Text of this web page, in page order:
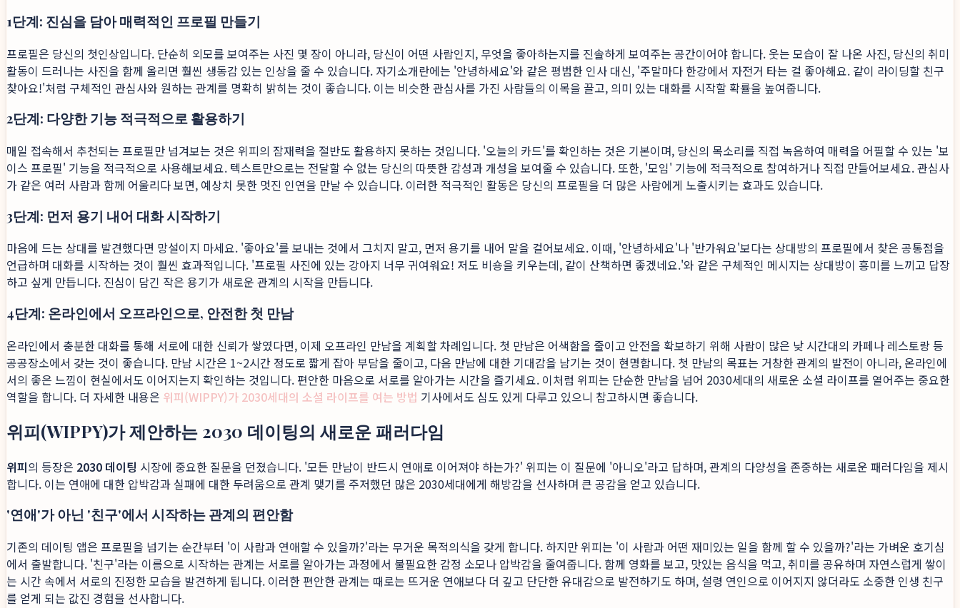
1단계: 진심을 담아 매력적인 프로필 만들기
프로필은 당신의 첫인상입니다. 단순히 외모를 보여주는 사진 몇 장이 아니라, 당신이 어떤 사람인지, 무엇을 좋아하는지를 진솔하게 보여주는 공간이어야 합니다. 웃는 모습이 잘 나온 사진, 당신의 취미
활동이 드러나는 사진을 함께 올리면 훨씬 생동감 있는 인상을 줄 수 있습니다. 자기소개란에는 '안녕하세요'와 같은 평범한 인사 대신, '주말마다 한강에서 자전거 타는 걸 좋아해요. 같이 라이딩할 친구
찾아요!'처럼 구체적인 관심사와 원하는 관계를 명확히 밝히는 것이 좋습니다. 이는 비슷한 관심사를 가진 사람들의 이목을 끌고, 의미 있는 대화를 시작할 확률을 높여줍니다.
2단계: 다양한 기능 적극적으로 활용하기
매일 접속해서 추천되는 프로필만 넘겨보는 것은 위피의 잠재력을 절반도 활용하지 못하는 것입니다. '오늘의 카드'를 확인하는 것은 기본이며, 당신의 목소리를 직접 녹음하여 매력을 어필할 수 있는 '보
이스 프로필' 기능을 적극적으로 사용해보세요. 텍스트만으로는 전달할 수 없는 당신의 따뜻한 감성과 개성을 보여줄 수 있습니다. 또한, '모임' 기능에 적극적으로 참여하거나 직접 만들어보세요. 관심사
가 같은 여러 사람과 함께 어울리다 보면, 예상치 못한 멋진 인연을 만날 수 있습니다. 이러한 적극적인 활동은 당신의 프로필을 더 많은 사람에게 노출시키는 효과도 있습니다.
3단계: 먼저 용기 내어 대화 시작하기
마음에 드는 상대를 발견했다면 망설이지 마세요. '좋아요'를 보내는 것에서 그치지 말고, 먼저 용기를 내어 말을 걸어보세요. 이때, '안녕하세요'나 '반가워요'보다는 상대방의 프로필에서 찾은 공통점을
언급하며 대화를 시작하는 것이 훨씬 효과적입니다. '프로필 사진에 있는 강아지 너무 귀여워요! 저도 비숑을 키우는데, 같이 산책하면 좋겠네요.'와 같은 구체적인 메시지는 상대방이 흥미를 느끼고 답장
하고 싶게 만듭니다. 진심이 담긴 작은 용기가 새로운 관계의 시작을 만듭니다.
4단계: 온라인에서 오프라인으로, 안전한 첫 만남
온라인에서 충분한 대화를 통해 서로에 대한 신뢰가 쌓였다면, 이제 오프라인 만남을 계획할 차례입니다. 첫 만남은 어색함을 줄이고 안전을 확보하기 위해 사람이 많은 낮 시간대의 카페나 레스토랑 등
공공장소에서 갖는 것이 좋습니다. 만남 시간은 1~2시간 정도로 짧게 잡아 부담을 줄이고, 다음 만남에 대한 기대감을 남기는 것이 현명합니다. 첫 만남의 목표는 거창한 관계의 발전이 아니라, 온라인에
서의 좋은 느낌이 현실에서도 이어지는지 확인하는 것입니다. 편안한 마음으로 서로를 알아가는 시간을 즐기세요. 이처럼 위피는 단순한 만남을 넘어 2030세대의 새로운 소셜 라이프를 열어주는 중요한
역할을 합니다. 더 자세한 내용은 위피(WIPPY)가 2030세대의 소셜 라이프를 여는 방법 기사에서도 심도 있게 다루고 있으니 참고하시면 좋습니다.
위피(WIPPY)가 제안하는 2030 데이팅의 새로운 패러다임
위피의 등장은 2030 데이팅 시장에 중요한 질문을 던졌습니다. '모든 만남이 반드시 연애로 이어져야 하는가?' 위피는 이 질문에 '아니오'라고 답하며, 관계의 다양성을 존중하는 새로운 패러다임을 제시
합니다. 이는 연애에 대한 압박감과 실패에 대한 두려움으로 관계 맺기를 주저했던 많은 2030세대에게 해방감을 선사하며 큰 공감을 얻고 있습니다.
'연애'가 아닌 '친구'에서 시작하는 관계의 편안함
기존의 데이팅 앱은 프로필을 넘기는 순간부터 '이 사람과 연애할 수 있을까?'라는 무거운 목적의식을 갖게 합니다. 하지만 위피는 '이 사람과 어떤 재미있는 일을 함께 할 수 있을까?'라는 가벼운 호기심
에서 출발합니다. '친구'라는 이름으로 시작하는 관계는 서로를 알아가는 과정에서 불필요한 감정 소모나 압박감을 줄여줍니다. 함께 영화를 보고, 맛있는 음식을 먹고, 취미를 공유하며 자연스럽게 쌓이
는 시간 속에서 서로의 진정한 모습을 발견하게 됩니다. 이러한 편안한 관계는 때로는 뜨거운 연애보다 더 깊고 단단한 유대감으로 발전하기도 하며, 설령 연인으로 이어지지 않더라도 소중한 인생 친구
를 얻게 되는 값진 경험을 선사합니다.